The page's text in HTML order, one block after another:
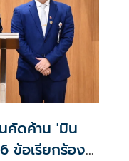
คัดค้าน 'มิน
ข้อเรียกร้อง